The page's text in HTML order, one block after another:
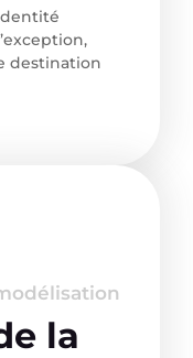
destination
la